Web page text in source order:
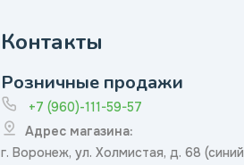
Контакты
Розничные продажи
+7 (960)-111-59-57
Адрес магазина:
г. Воронеж, ул. Холмистая, д. 68 (синий